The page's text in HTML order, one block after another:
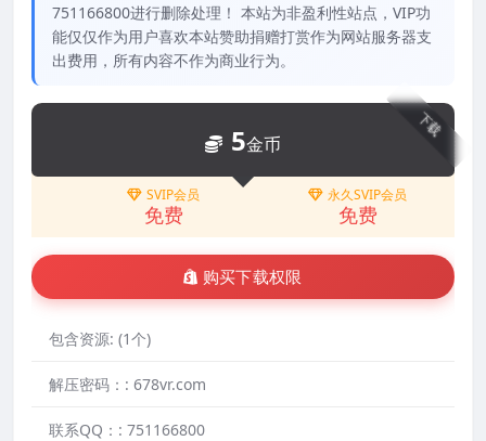
751166800进行删除处理！ 本站为非盈利性站点，VIP功
能仅仅作为用户喜欢本站赞助捐赠打赏作为网站服务器支
出费用，所有内容不作为商业行为。
下载
5金币
SVIP会员
免费
永久SVIP会员
免费
购买下载权限
包含资源: (1个)
解压密码：: 678vr.com
联系QQ：: 751166800